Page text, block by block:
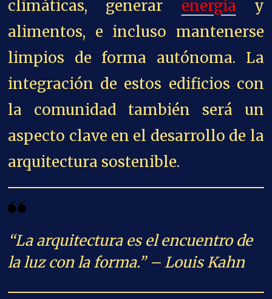
climáticas, generar energía y
alimentos, e incluso mantenerse
limpios de forma autónoma. La
integración de estos edificios con
la comunidad también será un
aspecto clave en el desarrollo de la
arquitectura sostenible.
“La arquitectura es el encuentro de
la luz con la forma.” – Louis Kahn